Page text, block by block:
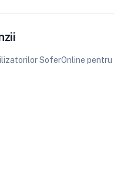
SoferOnline